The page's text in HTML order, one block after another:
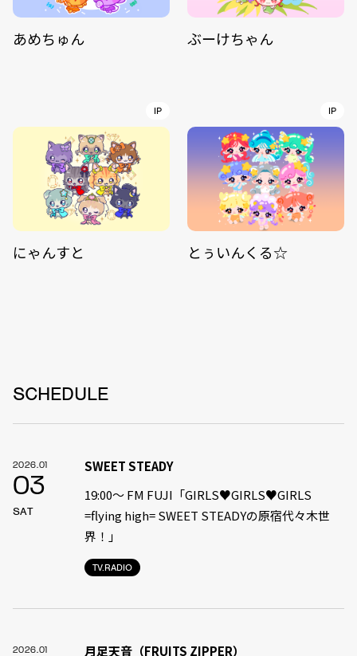
あめちゅん ぶーけちゃん
IP
にゃんすと
IP
とぅいんくる☆
SCHEDULE
2026.01
03
SAT
TV.RADIO
SWEET STEADY
19:00〜 FM FUJI「GIRLS♥GIRLS♥GIRLS
=flying high= SWEET STEADYの原宿代々木世
界！」
2026.01 月足天音（FRUITS ZIPPER）